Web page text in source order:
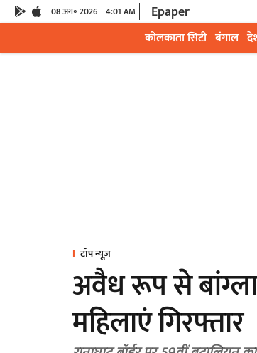
08 अग॰ 2026 4:01 AM Epaper
कोलकाता सिटी बंगाल
टॉप न्यूज़
अवैध रूप से
महिलाएं गिरफ्तार